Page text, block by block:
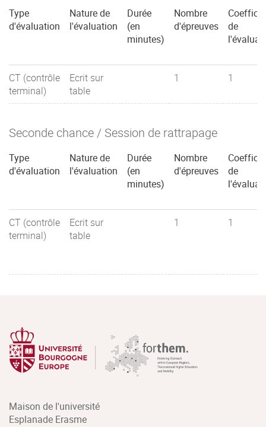
Type
d'évaluation
Nature de
l'évaluation
Durée
(en
minutes)
Nombre
d'épreuves
de
CT (contrôle
terminal)
Ecrit sur
table
1 1
Seconde chance / Session de rattrapage
Type
d'évaluation
Nature de
l'évaluation
Durée
(en
minutes)
Nombre
d'épreuves
de
CT (contrôle
terminal)
Ecrit sur
table
1 1
Maison de l'université
Esplanade Erasme